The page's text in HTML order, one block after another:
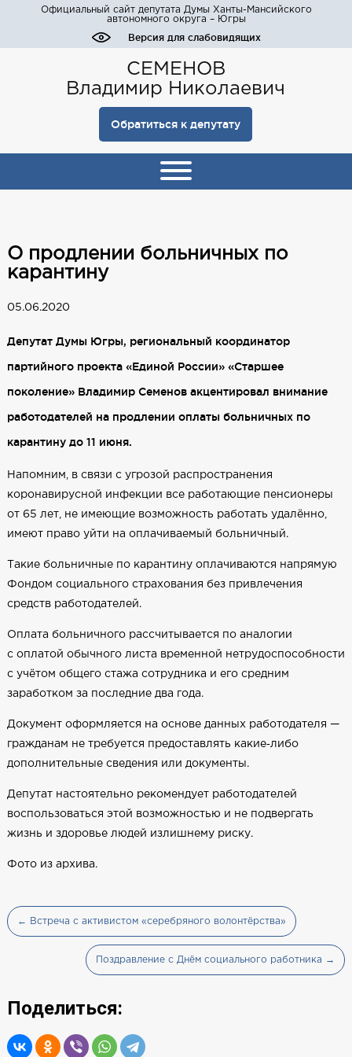
Официальный сайт депутата Думы Ханты-Мансийского
автономного округа – Югры
Версия для слабовидящих
СЕМЕНОВ
Владимир Николаевич
Обратиться к депутату
О продлении больничных по
карантину
05.06.2020
Депутат Думы Югры, региональный координатор
партийного проекта «Единой России» «Старшее
поколение» Владимир Семенов акцентировал внимание
работодателей на продлении оплаты больничных по
карантину до 11 июня.
Напомним, в связи с угрозой распространения
коронавирусной инфекции все работающие пенсионеры
от 65 лет, не имеющие возможность работать удалённо,
имеют право уйти на оплачиваемый больничный.
Такие больничные по карантину оплачиваются напрямую
Фондом социального страхования без привлечения
средств работодателей.
Оплата больничного рассчитывается по аналогии
с оплатой обычного листа временной нетрудоспособности
с учётом общего стажа сотрудника и его средним
заработком за последние два года.
Документ оформляется на основе данных работодателя —
гражданам не требуется предоставлять какие‑либо
дополнительные сведения или документы.
Депутат настоятельно рекомендует работодателей
воспользоваться этой возможностью и не подвергать
жизнь и здоровье людей излишнему риску.
Фото из архива.
← Встреча с активистом «серебряного волонтёрства»
Поздравление с Днём социального работника →
Поделиться: